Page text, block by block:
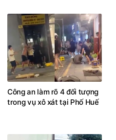
Công an làm rõ 4 đối tượng
trong vụ xô xát tại Phố Huế